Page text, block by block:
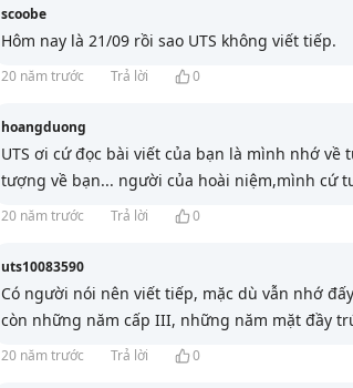
scoobe
Hôm nay là 21/09 rồi sao UTS không viết tiếp.
20 năm trước Trả lời 0
hoangduong
UTS ơi cứ đọc bài viết của bạn là mình nhớ
tượng về bạn... người của hoài niệm,mình cứ
20 năm trước Trả lời 0
uts10083590
Có người nói nên viết tiếp, mặc dù vẫn nhớ
còn những năm cấp III, những năm mặt đầy
20 năm trước Trả lời 0